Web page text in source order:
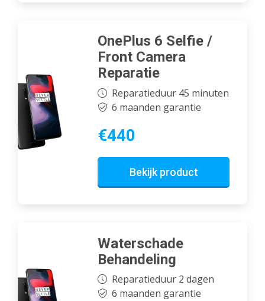
OnePlus 6 Selfie /
Front Camera
Reparatie
Reparatieduur 45 minuten
6 maanden garantie
€440
Bekijk product
Waterschade
Behandeling
Reparatieduur 2 dagen
6 maanden garantie